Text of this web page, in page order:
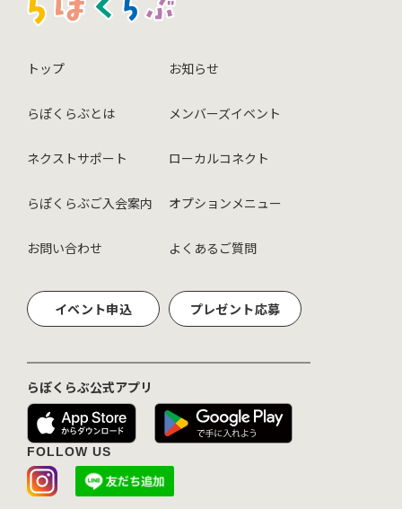
トップ
らぽくらぶとは
ネクストサポート
らぽくらぶご入会案内
お問い合わせ
お知らせ
メンバーズイベント
ローカルコネクト
オプションメニュー
よくあるご質問
イベント申込 プレゼント応募
らぽくらぶ公式アプリ
FOLLOW US